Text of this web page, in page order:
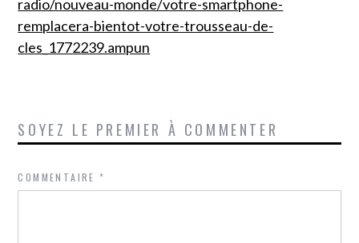
radio/nouveau-monde/votre-smartphone-
remplacera-bientot-votre-trousseau-de-
cles_1772239.ampun
SOYEZ LE PREMIER À COMMENTER
COMMENTAIRE*